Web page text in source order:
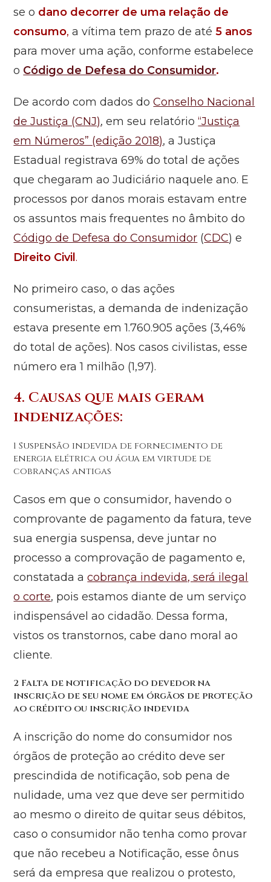
se o dano decorrer de uma relação de
consumo, a vítima tem prazo de até5 anos
para mover uma ação, conforme estabelece
o Código de Defesa do Consumidor.
De acordo com dados doConselho Nacional
de Justiça (CNJ), em seu relatório“Justiça
em Números” (edição 2018), a Justiça
Estadual registrava 69% do total de ações
que chegaram ao Judiciário naquele ano. E
processos por danos morais estavam entre
os assuntos mais frequentes no âmbito do
Código de Defesa do Consumidor (CDC) e
Direito Civil.
No primeiro caso, o das ações
consumeristas, a demanda de indenização
estava presente em 1.760.905 ações (3,46%
do total de ações). Nos casos civilistas, esse
número era 1 milhão (1,97).
4. Causas que mais geram
indenizações:
1 Suspensão indevida de fornecimento de
energia elétrica ou água em virtude de
cobranças antigas
Casos em que o consumidor, havendo o
comprovante de pagamento da fatura, teve
sua energia suspensa, deve juntar no
processo a comprovação de pagamento e,
constatada acobrança indevida, será ilegal
o corte, pois estamos diante de um serviço
indispensável ao cidadão. Dessa forma,
vistos os transtornos, cabe dano moral ao
cliente.
2 Falta de notificação do devedor na
inscrição de seu nome em órgãos de proteção
ao crédito ou inscrição indevida
A inscrição do nome do consumidor nos
órgãos de proteção ao crédito deve ser
prescindida de notificação, sob pena de
nulidade, uma vez que deve ser permitido
ao mesmo o direito de quitar seus débitos,
caso o consumidor não tenha como provar
que não recebeu a Notificação, esse ônus
será da empresa que realizou o protesto,